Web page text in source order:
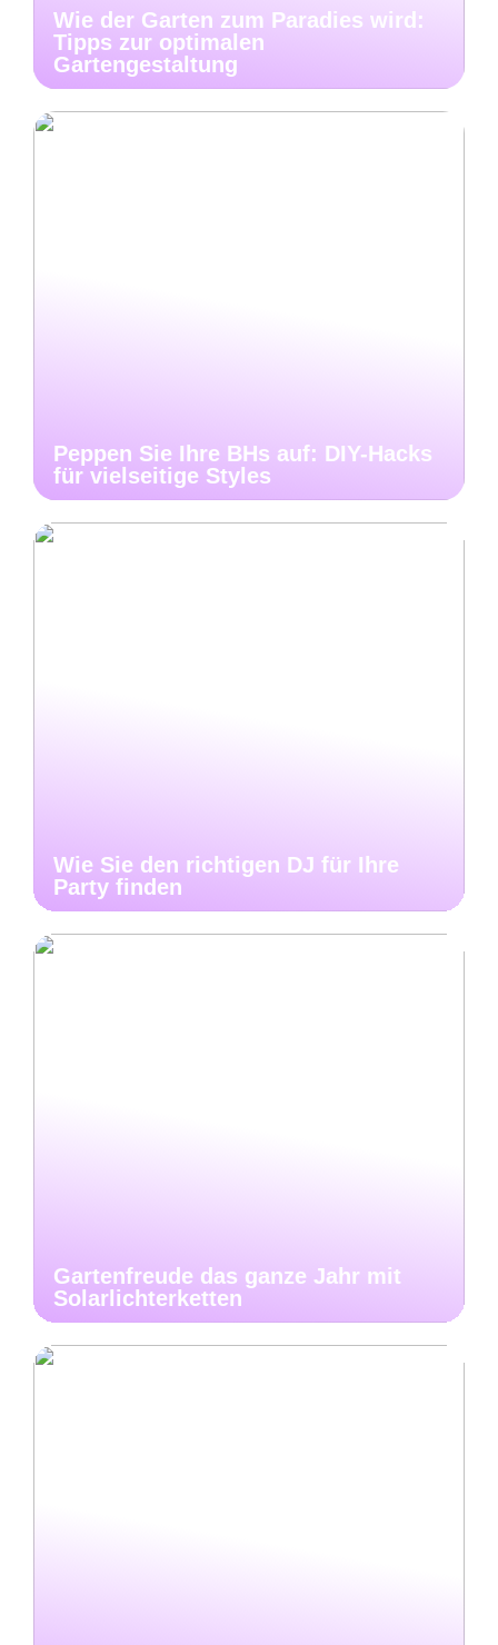
Wie der Garten zum Paradies wird:
Tipps zur optimalen
Gartengestaltung
Peppen Sie Ihre BHs auf: DIY-Hacks
für vielseitige Styles
Wie Sie den richtigen DJ für Ihre
Party finden
Gartenfreude das ganze Jahr mit
Solarlichterketten